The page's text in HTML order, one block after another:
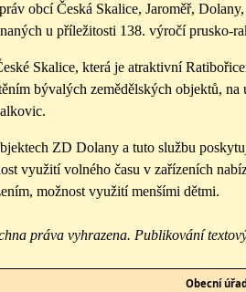
obcí Česká Skalice, Jaroměř,
u příležitosti 138. výročí prusko-
Skalice, která je atraktivní
bývalých zemědělských objektů,
ZD Dolany a tuto službu
využití volného času v zařízeních
možnost využití menšími dětmi.
práva vyhrazena. Publikování
Obecní